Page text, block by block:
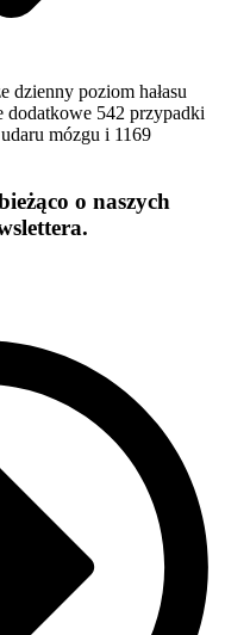
dzienny poziom hałasu
542 przypadki
mózgu i 1169
o naszych